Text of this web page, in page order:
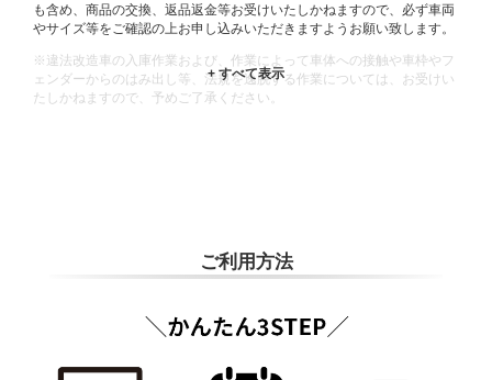
も含め、商品の交換、返品返金等お受けいたしかねますので、必ず車両
やサイズ等をご確認の上お申し込みいただきますようお願い致します。
※違法改造車の入庫作業および、作業によって車体への接触や車枠やフ
ェンダーからのはみ出し等、法規を逸脱する作業については、お受けい
たしかねますので、予めご了承ください。
ご利用方法